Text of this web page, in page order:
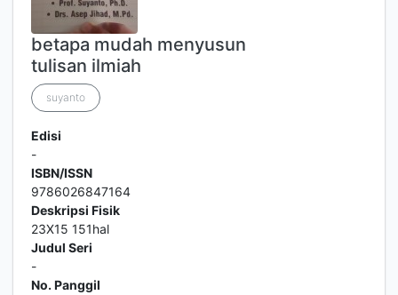
betapa mudah menyusun
tulisan ilmiah
suyanto
Edisi
-
ISBN/ISSN
9786026847164
Deskripsi Fisik
23X15 151hal
Judul Seri
-
No. Panggil